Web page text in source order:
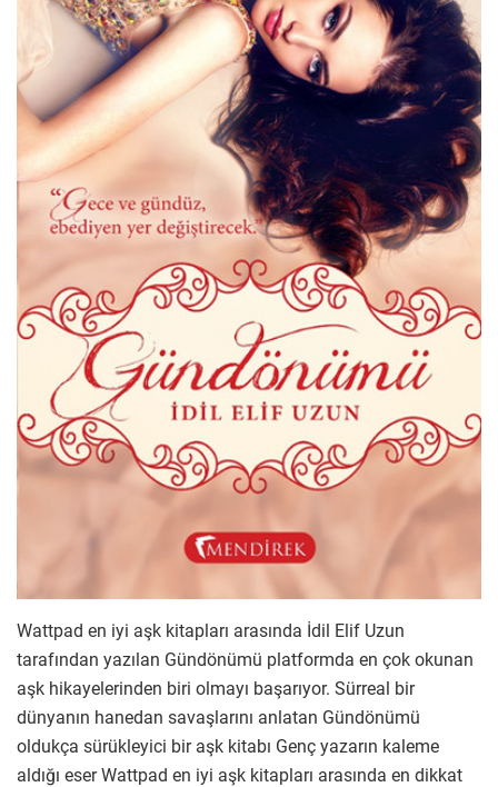
Wattpad en iyi aşk kitapları arasında İdil Elif Uzun
tarafından yazılan Gündönümü platformda en çok okunan
aşk hikayelerinden biri olmayı başarıyor. Sürreal bir
dünyanın hanedan savaşlarını anlatan Gündönümü
oldukça sürükleyici bir aşk kitabı Genç yazarın kaleme
aldığı eser Wattpad en iyi aşk kitapları arasında en dikkat